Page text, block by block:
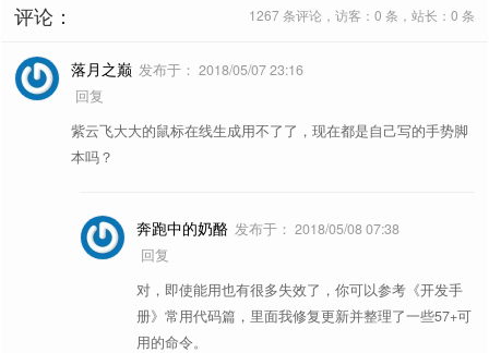
评论： 1267 条评论，访客：0 条，站长：0 条
落月之巅 发布于： 2018/05/07 23:16
回复
紫云飞大大的鼠标在线生成用不了了，现在都是自己写的手势脚
本吗？
奔跑中的奶酪 发布于： 2018/05/08 07:38
回复
对，即使能用也有很多失效了，你可以参考《开发手
册》常用代码篇，里面我修复更新并整理了一些57+可
用的命令。